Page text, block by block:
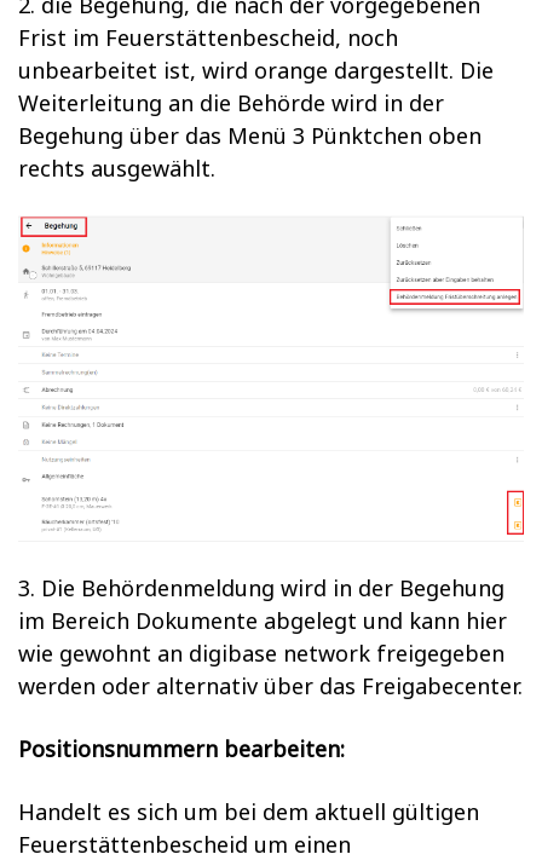
Frist im Feuerstättenbescheid, noch
unbearbeitet ist, wird orange dargestellt. Die
Weiterleitung an die Behörde wird in der
Begehung über das Menü 3 Pünktchen oben
rechts ausgewählt.
3. Die Behördenmeldung wird in der Begehung
im Bereich Dokumente abgelegt und kann hier
wie gewohnt an digibase network freigegeben
werden oder alternativ über das Freigabecenter.
Positionsnummern bearbeiten:
Handelt es sich um bei dem aktuell gültigen
Feuerstättenbescheid um einen